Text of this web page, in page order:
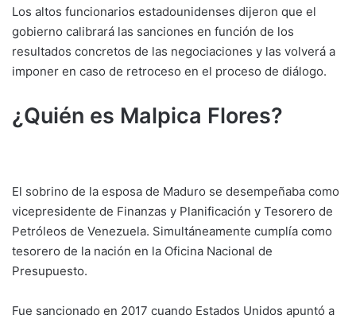
Los altos funcionarios estadounidenses dijeron que el
gobierno calibrará las sanciones en función de los
resultados concretos de las negociaciones y las volverá a
imponer en caso de retroceso en el proceso de diálogo.
¿Quién es Malpica Flores?
El sobrino de la esposa de Maduro se desempeñaba como
vicepresidente de Finanzas y Planificación y Tesorero de
Petróleos de Venezuela. Simultáneamente cumplía como
tesorero de la nación en la Oficina Nacional de
Presupuesto.
Fue sancionado en 2017 cuando Estados Unidos apuntó a